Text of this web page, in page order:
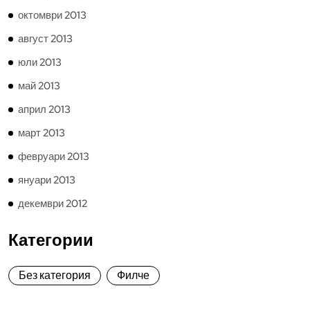
октомври 2013
август 2013
юли 2013
май 2013
април 2013
март 2013
февруари 2013
януари 2013
декември 2012
Категории
Без категория Филче